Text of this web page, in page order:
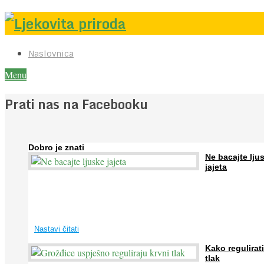
Naslovnica
Menu
Dobro je znati
Ne bacajte
jajeta
Nastavi čitati
Kako
tlak
Prati nas na Facebooku